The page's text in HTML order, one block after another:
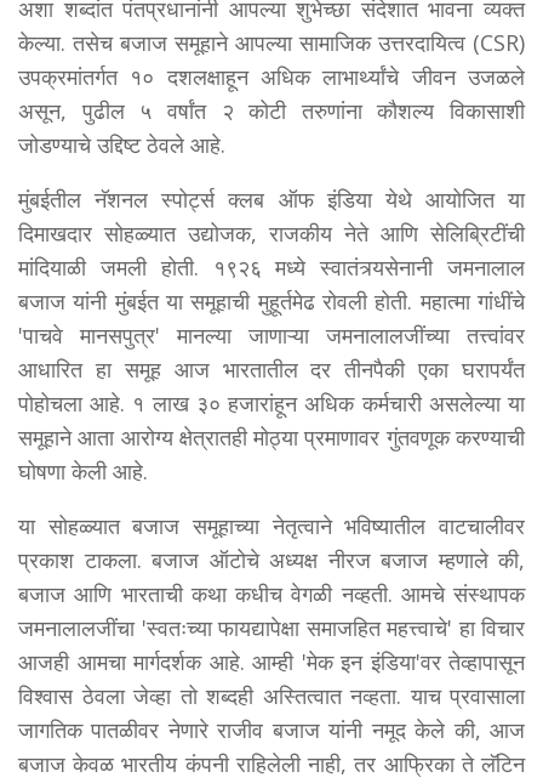
अशा शब्दांत पंतप्रधानांनी आपल्या शुभेच्छा संदेशात भावना व्यक्त
केल्या. तसेच बजाज समूहाने आपल्या सामाजिक उत्तरदायित्व (CSR)
उपक्रमांतर्गत १० दशलक्षाहून अधिक लाभार्थ्यांचे जीवन उजळले
असून, पुढील ५ वर्षांत २ कोटी तरुणांना कौशल्य विकासाशी
जोडण्याचे उद्दिष्ट ठेवले आहे.
मुंबईतील नॅशनल स्पोर्ट्स क्लब ऑफ इंडिया येथे आयोजित या
दिमाखदार सोहळ्यात उद्योजक, राजकीय नेते आणि सेलिब्रिटींची
मांदियाळी जमली होती. १९२६ मध्ये स्वातंत्र्यसेनानी जमनालाल
बजाज यांनी मुंबईत या समूहाची मुहूर्तमेढ रोवली होती. महात्मा गांधींचे
'पाचवे मानसपुत्र' मानल्या जाणाऱ्या जमनालालजींच्या तत्त्वांवर
आधारित हा समूह आज भारतातील दर तीनपैकी एका घरापर्यंत
पोहोचला आहे. १ लाख ३० हजारांहून अधिक कर्मचारी असलेल्या या
समूहाने आता आरोग्य क्षेत्रातही मोठ्या प्रमाणावर गुंतवणूक करण्याची
घोषणा केली आहे.
या सोहळ्यात बजाज समूहाच्या नेतृत्वाने भविष्यातील वाटचालीवर
प्रकाश टाकला. बजाज ऑटोचे अध्यक्ष नीरज बजाज म्हणाले की,
बजाज आणि भारताची कथा कधीच वेगळी नव्हती. आमचे संस्थापक
जमनालालजींचा 'स्वतःच्या फायद्यापेक्षा समाजहित महत्त्वाचे' हा विचार
आजही आमचा मार्गदर्शक आहे. आम्ही 'मेक इन इंडिया'वर तेव्हापासून
विश्वास ठेवला जेव्हा तो शब्दही अस्तित्वात नव्हता. याच प्रवासाला
जागतिक पातळीवर नेणारे राजीव बजाज यांनी नमूद केले की, आज
बजाज केवळ भारतीय कंपनी राहिलेली नाही, तर आफ्रिका ते लॅटिन